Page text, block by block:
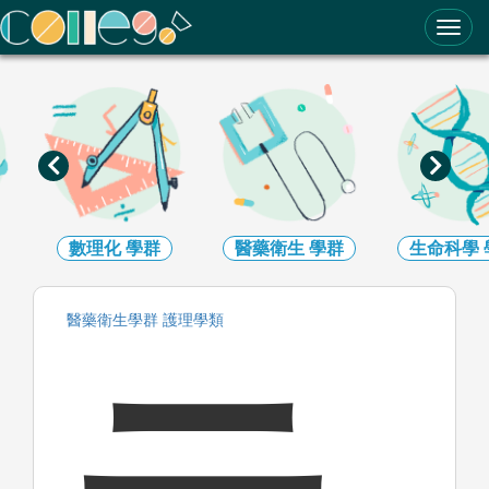
ColleGo! 大學選才與高中育才輔助系統
數理化學群 醫藥衛生 學群 生命科學
醫藥衛生學群 護理學類